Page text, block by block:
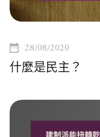
28/08/2020
什麼是民主？